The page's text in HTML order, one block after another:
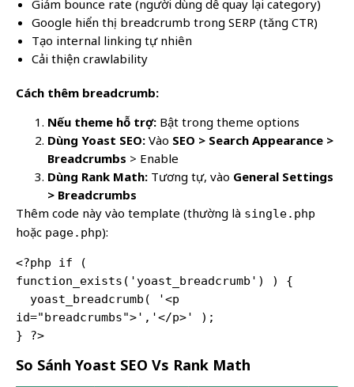
Giảm bounce rate (người dùng dễ quay lại category)
Google hiển thị breadcrumb trong SERP (tăng CTR)
Tạo internal linking tự nhiên
Cải thiện crawlability
Cách thêm breadcrumb:
Nếu theme hỗ trợ: Bật trong theme options
Dùng Yoast SEO: Vào SEO > Search Appearance >
Breadcrumbs > Enable
Dùng Rank Math: Tương tự, vào General Settings
> Breadcrumbs
Thêm code này vào template (thường là single.php
hoặc page.php):
<?php if (
function_exists('yoast_breadcrumb') ) {
id="breadcrumbs">','</p>' );
} ?>
So Sánh Yoast SEO Vs Rank Math